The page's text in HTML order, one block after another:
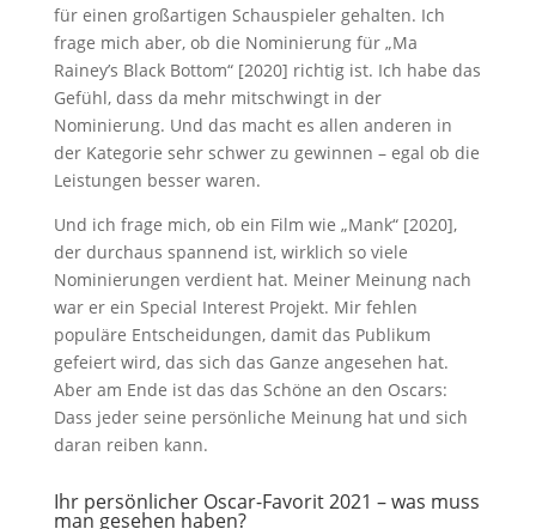
für einen großartigen Schauspieler gehalten. Ich
frage mich aber, ob die Nominierung für „Ma
Rainey’s Black Bottom“ [2020] richtig ist. Ich habe das
Gefühl, dass da mehr mitschwingt in der
Nominierung. Und das macht es allen anderen in
der Kategorie sehr schwer zu gewinnen – egal ob die
Leistungen besser waren.
Und ich frage mich, ob ein Film wie „Mank“ [2020],
der durchaus spannend ist, wirklich so viele
Nominierungen verdient hat. Meiner Meinung nach
war er ein Special Interest Projekt. Mir fehlen
populäre Entscheidungen, damit das Publikum
gefeiert wird, das sich das Ganze angesehen hat.
Aber am Ende ist das das Schöne an den Oscars:
Dass jeder seine persönliche Meinung hat und sich
daran reiben kann.
Ihr persönlicher Oscar-Favorit 2021 – was muss
man gesehen haben?